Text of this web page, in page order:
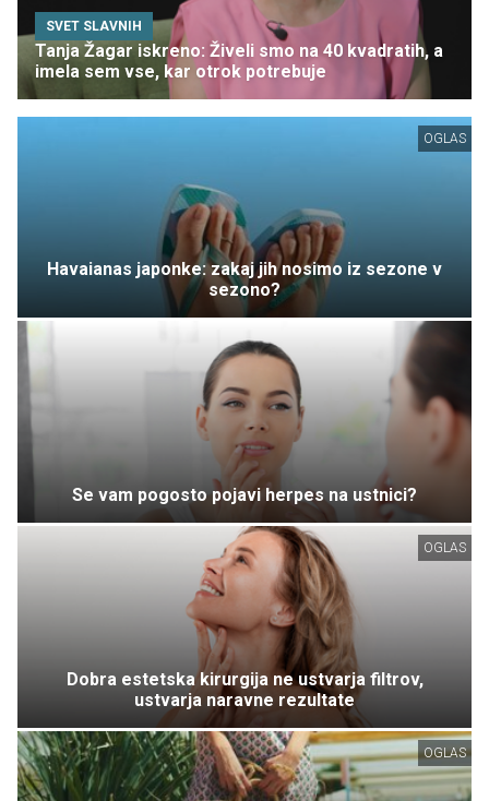
SVET SLAVNIH
Tanja Žagar iskreno: Živeli smo na 40 kvadratih, a
imela sem vse, kar otrok potrebuje
OGLAS
Havaianas japonke: zakaj jih nosimo iz sezone v
sezono?
Se vam pogosto pojavi herpes na ustnici?
OGLAS
Dobra estetska kirurgija ne ustvarja filtrov,
ustvarja naravne rezultate
OGLAS